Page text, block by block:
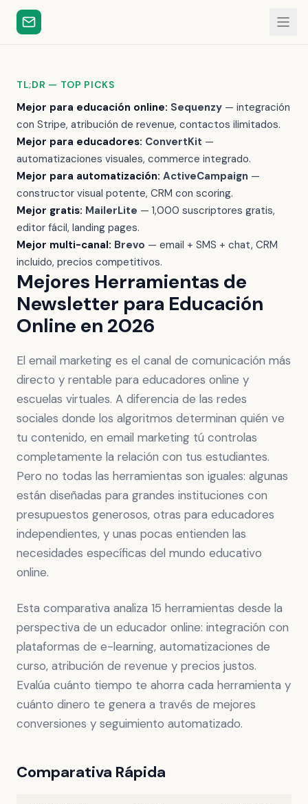
TL;DR — TOP PICKS
Mejor para educación online: Sequenzy — integración
con Stripe, atribución de revenue, contactos ilimitados.
Mejor para educadores: ConvertKit —
automatizaciones visuales, commerce integrado.
Mejor para automatización: ActiveCampaign —
constructor visual potente, CRM con scoring.
Mejor gratis: MailerLite — 1,000 suscriptores gratis,
editor fácil, landing pages.
Mejor multi-canal: Brevo — email + SMS + chat, CRM
incluido, precios competitivos.
Mejores Herramientas de
Newsletter para Educación
Online en 2026
El email marketing es el canal de comunicación más
directo y rentable para educadores online y
escuelas virtuales. A diferencia de las redes
sociales donde los algoritmos determinan quién ve
tu contenido, en email marketing tú controlas
completamente la relación con tus estudiantes.
Pero no todas las herramientas son iguales: algunas
están diseñadas para grandes instituciones con
presupuestos generosos, otras para educadores
independientes, y unas pocas entienden las
necesidades específicas del mundo educativo
online.
Esta comparativa analiza 15 herramientas desde la
perspectiva de un educador online: integración con
plataformas de e-learning, automatizaciones de
curso, atribución de revenue y precios justos.
Evalúa cuánto tiempo te ahorra cada herramienta y
cuánto dinero te genera a través de mejores
conversiones y seguimiento automatizado.
Comparativa Rápida